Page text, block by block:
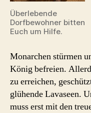
Überlebende
Dorfbewohner bitten
Euch um Hilfe.
Monarchen stürmen
König befreien.
zu erreichen,
glühende Lavaseen.
muss erst mit den